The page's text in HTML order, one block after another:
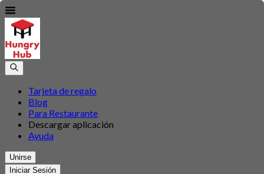
Tarjeta de regalo
Blog
Para Restaurante
Descargar aplicación
Ayuda
Unirse
Iniciar Sesión